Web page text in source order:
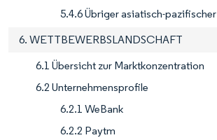
5.4.6 Übriger asiatisch-
6. WETTBEWERBSLANDSCHAFT
6.1 Übersicht zur Marktkonzentration
6.2 Unternehmensprofile
6.2.1 WeBank
6.2.2 Paytm